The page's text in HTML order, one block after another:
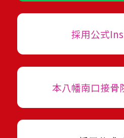
採用公式
本八幡南口接